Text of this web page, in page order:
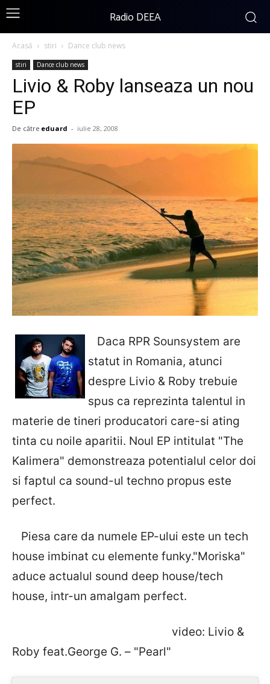
Radio DEEA
Acasă stiri Dance club news
stiri Dance club news
Livio & Roby lanseaza un nou
EP
De către eduard - iulie 28, 2008
Daca RPR Sounsystem are
statut in Romania, atunci
despre Livio & Roby trebuie
spus ca reprezinta talentul in
materie de tineri producatori care-si ating
tinta cu noile aparitii. Noul EP intitulat "The
Kalimera" demonstreaza potentialul celor doi
si faptul ca sound-ul techno propus este
perfect.
Piesa care da numele EP-ului este un tech
house imbinat cu elemente funky."Moriska"
aduce actualul sound deep house/tech
house, intr-un amalgam perfect.
video: Livio &
Roby feat.George G. – "Pearl"